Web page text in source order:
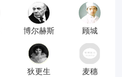
博尔赫斯 顾城
狄更生 麦穗